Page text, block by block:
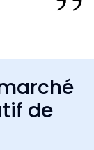
de